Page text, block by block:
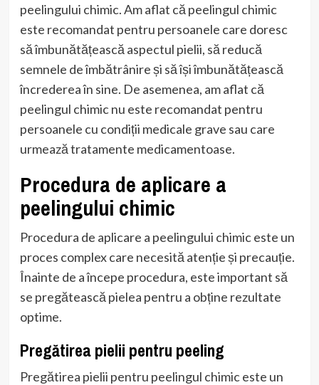
peelingului chimic. Am aflat că peelingul chimic
este recomandat pentru persoanele care doresc
să îmbunătățească aspectul pielii, să reducă
semnele de îmbătrânire și să își îmbunătățească
încrederea în sine. De asemenea, am aflat că
peelingul chimic nu este recomandat pentru
persoanele cu condiții medicale grave sau care
urmează tratamente medicamentoase.
Procedura de aplicare a
peelingului chimic
Procedura de aplicare a peelingului chimic este un
proces complex care necesită atenție și precauție.
Înainte de a începe procedura, este important să
se pregătească pielea pentru a obține rezultate
optime.
Pregătirea pielii pentru peeling
Pregătirea pielii pentru peelingul chimic este un